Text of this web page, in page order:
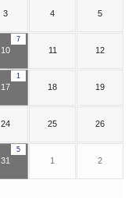
3 4 5
7
10 11 12
1
17 18 19
24 25 26
5
31 1 2